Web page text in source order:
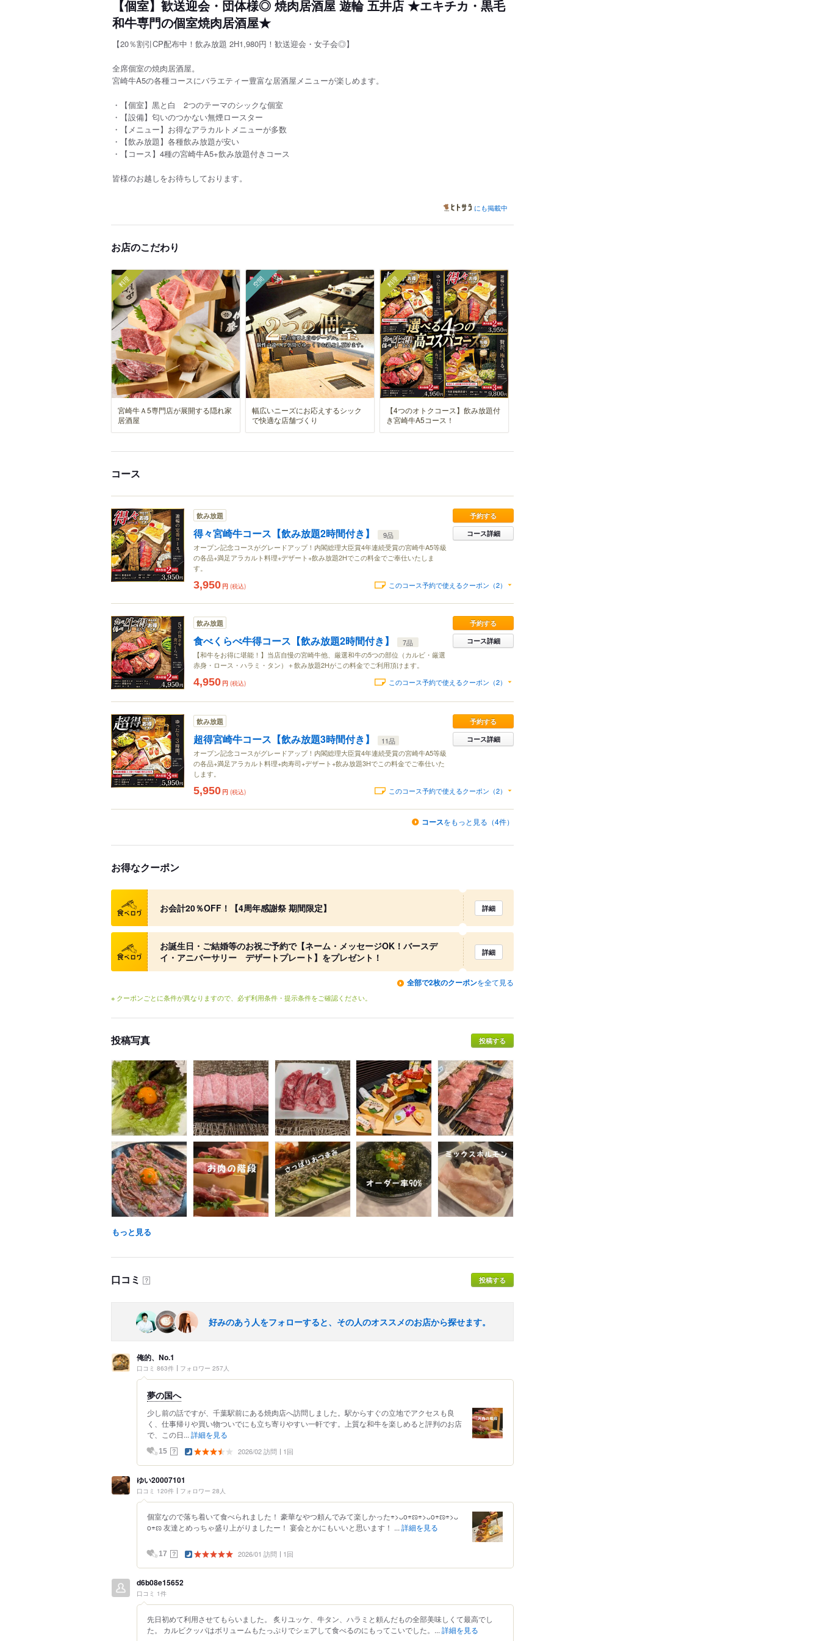
【個室】歓送迎会・団体様◎ 焼肉居酒屋 遊輪 五井店 ★エキチカ・黒毛
和牛専門の個室焼肉居酒屋★
【20％割引CP配布中！飲み放題 2H1,980円！歓送迎会・女子会◎】
全席個室の焼肉居酒屋。
宮崎牛A5の各種コースにバラエティー豊富な居酒屋メニューが楽しめます。
・【個室】黒と白 2つのテーマのシックな個室
・【設備】匂いのつかない無煙ロースター
・【メニュー】お得なアラカルトメニューが多数
・【飲み放題】各種飲み放題が安い
・【コース】4種の宮崎牛A5+飲み放題付きコース
皆様のお越しをお待ちしております。
にも掲載中
お店のこだわり
料理
宮崎牛Ａ5専門店が展開する隠れ家
居酒屋
空間
幅広いニーズにお応えするシック
で快適な店舗づくり
料理
【4つのオトクコース】飲み放題付
き宮崎牛A5コース！
コース
飲み放題
得々宮崎牛コース【飲み放題2時間付き】
9品
オープン記念コースがグレードアップ！内閣総理大臣賞4年連続受賞の宮崎牛A5等級
の各品+満足アラカルト料理+デザート+飲み放題2Hでこの料金でご奉仕いたしま
す。
予約する
コース詳細
3,950 円 (税込) このコース予約で使えるクーポン（2）
飲み放題
食べくらべ牛得コース【飲み放題2時間付き】
7品
【和牛をお得に堪能！】当店自慢の宮崎牛他、厳選和牛の5つの部位（カルビ・厳選
赤身・ロース・ハラミ・タン）＋飲み放題2Hがこの料金でご利用頂けます。
予約する
コース詳細
4,950 円 (税込) このコース予約で使えるクーポン（2）
飲み放題
超得宮崎牛コース【飲み放題3時間付き】
11品
オープン記念コースがグレードアップ！内閣総理大臣賞4年連続受賞の宮崎牛A5等級
の各品+満足アラカルト料理+肉寿司+デザート+飲み放題3Hでこの料金でご奉仕いた
します。
予約する
コース詳細
5,950 円 (税込) このコース予約で使えるクーポン（2）
コースをもっと見る（4件）
お得なクーポン
クーポン
お会計20％OFF！【4周年感謝祭 期間限定】 詳細
クーポン
お誕生日・ご結婚等のお祝ご予約で【ネーム・メッセージOK！バースデ
イ・アニバーサリー デザートプレート】をプレゼント！
詳細
全部で2枚のクーポンを全て見る
※ クーポンごとに条件が異なりますので、必ず利用条件・提示条件をご確認ください。
投稿写真 投稿する
もっと見る
口コミ ？ 投稿する
好みのあう人をフォローすると、その人のオススメのお店から探せます。
俺的、No.1
口コミ 863件 フォロワー 257人
夢の国へ
少し前の話ですが、千葉駅前にある焼肉店へ訪問しました。駅からすぐの立地でアクセスも良
く、仕事帰りや買い物ついでにも立ち寄りやすい一軒です。上質な和牛を楽しめると評判のお店
で、この日... 詳細を見る
15 ？ 2026/02 訪問 1回
ゆい20007101
口コミ 120件 フォロワー 28人
個室なので落ち着いて食べられました！ 豪華なやつ頼んでみて楽しかった⌯>ᴗo⌯ಣ⌯>ᴗo⌯ಣ⌯>ᴗ
o⌯ಣ 友達とめっちゃ盛り上がりましたー！ 宴会とかにもいいと思います！ ... 詳細を見る
17 ？ 2026/01 訪問 1回
d6b08e15652
口コミ 1件
先日初めて利用させてもらいました。 炙りユッケ、牛タン、ハラミと頼んだもの全部美味しくて最高でし
た。 カルビクッパはボリュームもたっぷりでシェアして食べるのにもってこいでした。... 詳細を見る